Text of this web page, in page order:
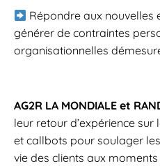
Répondre aux nouvelles
générer de contraintes
organisationnelles
AG2R LA MONDIALE et
leur retour d’expérience
et callbots pour soulager
vie des clients aux